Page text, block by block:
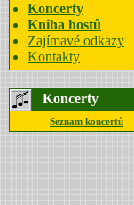
Koncerty
Kniha hostů
Zajímavé odkazy
Kontakty
Koncerty
Seznam koncertů